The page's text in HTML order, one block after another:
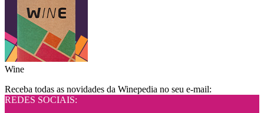
Wine
Receba todas as novidades da Winepedia no seu e-mail:
REDES SOCIAIS: